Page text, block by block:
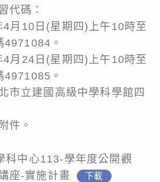
代碼：
月10日(星期四)上午10時至
4971084。
月24日(星期四)上午10時至
4971085。
市立建國高級中學科學館四
件。
科中心113-學年度公開觀
座-實施計畫
下載